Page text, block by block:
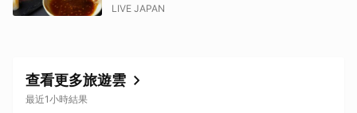
LIVE JAPAN
查看更多旅遊雲
最近1小時結果